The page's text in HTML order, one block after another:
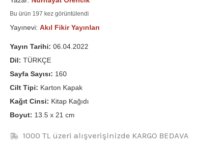
Bu ürün 197 kez görüntülendi
Yayınevi: Akıl Fikir Yayınları
Yayın Tarihi: 06.04.2022
Dil: TÜRKÇE
Sayfa Sayısı: 160
Cilt Tipi: Karton Kapak
Kağıt Cinsi: Kitap Kağıdı
Boyut: 13.5 x 21 cm
1000 TL üzeri alışverişinizde KARGO BEDAVA